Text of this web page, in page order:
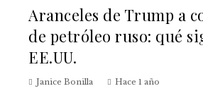
Aranceles de Trump a
de petróleo ruso: qué
EE.UU.
Janice Bonilla Hace 1 año